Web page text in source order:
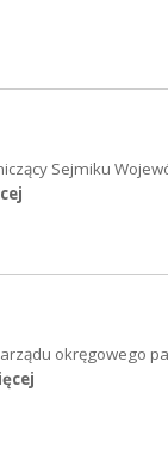
Sejmiku
okręgowego